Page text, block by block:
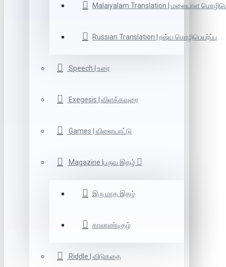
Malaiyalam Translation | மலையாள
Russian Translation | ரஷ்ய மொழிபெயர்ப்பு
Speech | உரை
Exegesis | விளக்கவுரை
Games | விளையாட்டு
Magazine |பருவ இதழ்
இரு மாத இதழ்
காலாண்டிதழ்
Riddle | விடுகதை